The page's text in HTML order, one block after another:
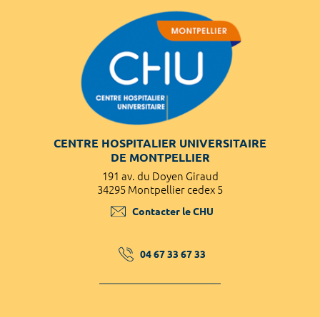
CENTRE HOSPITALIER UNIVERSITAIRE
DE MONTPELLIER
191 av. du Doyen Giraud
34295 Montpellier cedex 5
Contacter le CHU
04 67 33 67 33